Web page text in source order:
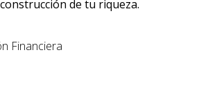
de tu riqueza.
Financiera